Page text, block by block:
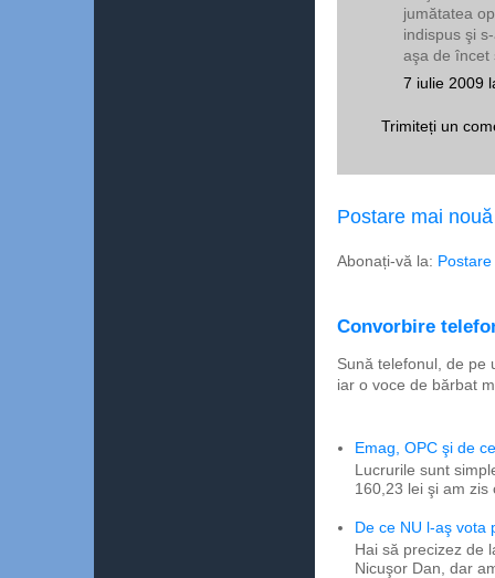
jumătatea
indispus şi
aşa de încet
7 iulie 2009
Trimiteți un
Postare mai nouă
Abonați-vă la:
Convorbire
Sună telefonul, de pe
iar o voce de bărbat
Emag, OPC şi de
Lucrurile sunt
160,23 lei şi am
De ce NU l-aş vota
Hai să precizez de
Nicuşor Dan, dar